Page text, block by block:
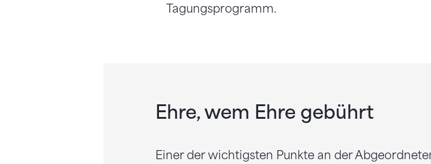
Tagungsprogramm.
Ehre, wem Ehre gebührt
Einer der wichtigsten Punkte an der